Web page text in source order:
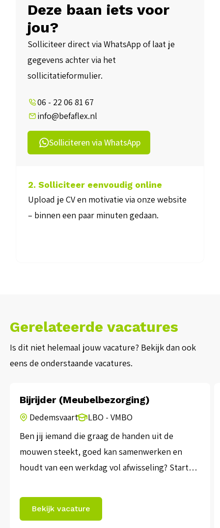
Deze baan iets voor
jou?
Solliciteer direct via WhatsApp of laat je
gegevens achter via het
sollicitatieformulier.
06 - 22 06 81 67
info@befaflex.nl
Solliciteren via WhatsApp
2. Solliciteer eenvoudig online
Upload je CV en motivatie via onze website
– binnen een paar minuten gedaan.
Gerelateerde vacatures
Is dit niet helemaal jouw vacature? Bekijk dan ook
eens de onderstaande vacatures.
Bijrijder (Meubelbezorging)
Dedemsvaart
LBO - VMBO
Ben jij iemand die graag de handen uit de
mouwen steekt, goed kan samenwerken en
houdt van een werkdag vol afwisseling? Start
dynamische baan waar geen dag hetzelfde is!
Over het bedrijf:Onze opdrachtgever is een
Bekijk vacature